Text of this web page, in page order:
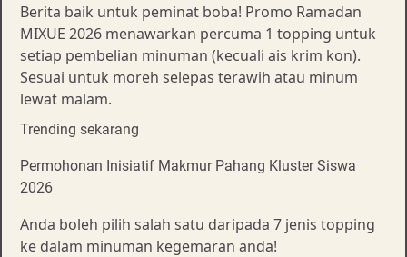
Berita baik untuk peminat boba! Promo Ramadan
MIXUE 2026 menawarkan percuma 1 topping untuk
setiap pembelian minuman (kecuali ais krim kon).
Sesuai untuk moreh selepas terawih atau minum
lewat malam.
Trending sekarang
Permohonan Inisiatif Makmur Pahang Kluster Siswa
2026
Anda boleh pilih salah satu daripada 7 jenis topping
ke dalam minuman kegemaran anda!